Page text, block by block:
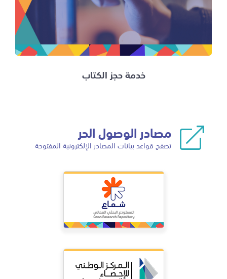
خدمة حجز الكتاب
مصادر الوصول الحر
تصفح قواعد بيانات المصادر الإلكترونية المفتوحة